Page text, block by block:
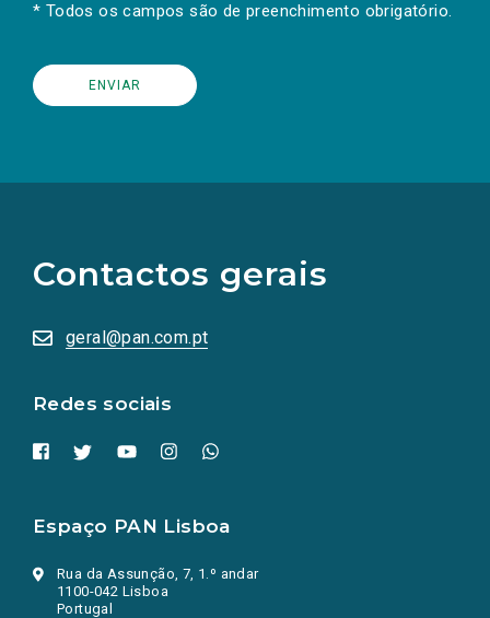
* Todos os campos são de preenchimento obrigatório.
Contactos gerais
geral@pan.com.pt
Redes sociais
redes
sociais
numa
nova
Espaço PAN Lisboa
Rua da Assunção, 7, 1.º andar
1100-042 Lisboa
Portugal